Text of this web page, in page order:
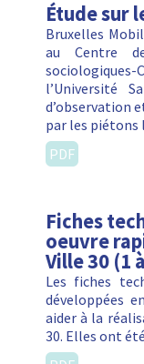
Étude sur
Bruxelles
au Centre
l’Université
d’observation
par les
PDF
Fiches
oeuvre
Ville 30 (1
Les fiches
développées
aider à la
30. Elles ont